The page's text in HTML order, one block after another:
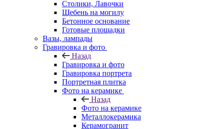
Столики, Лавочки
Щебень на могилу
Бетонное основание
Готовые площадки
Вазы, лампады
Гравировка и фото
Назад
Гравировка и фото
Гравировка портрета
Портретная плитка
Фото на керамике
Назад
Фото на керамике
Металлокерамика
Керамогранит